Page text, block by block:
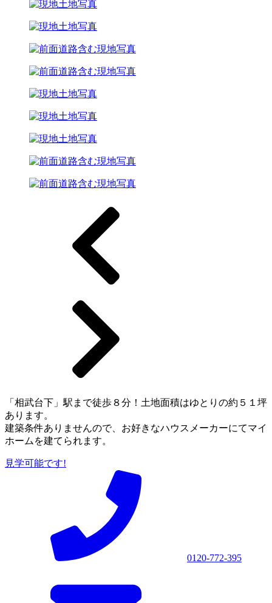
「相武台下」駅まで徒歩８分！土地面積はゆとりの約５１坪
あります。
建築条件ありませんので、お好きなハウスメーカーにてマイ
ホームを建てられます。
見学可能です!
0120-772-395